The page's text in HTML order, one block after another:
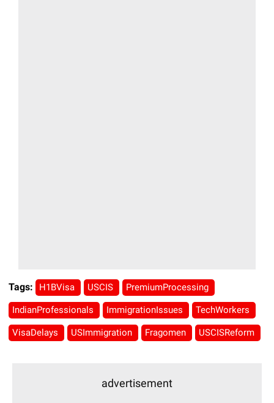
Tags: H1BVisa USCIS PremiumProcessing
IndianProfessionals ImmigrationIssues TechWorkers
VisaDelays USImmigration Fragomen USCISReform
advertisement